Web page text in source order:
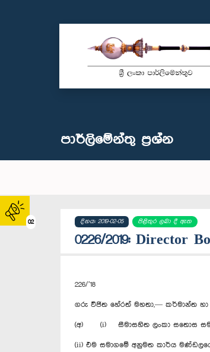
02
පාර්ලි‌මේන්තු‌ ප්‍රශ්න
දිනය: 2019-02-05 පිළිතුර ලබා දී ඇත
0226/2019: Director
226/’18
ගරු විජිත හේරත් මහතා,— කර්මාන්ත
(අ) (i) සීමාසහිත ලංකා සතොස
(ii) එම සමාගමේ අනුමත කාර්ය